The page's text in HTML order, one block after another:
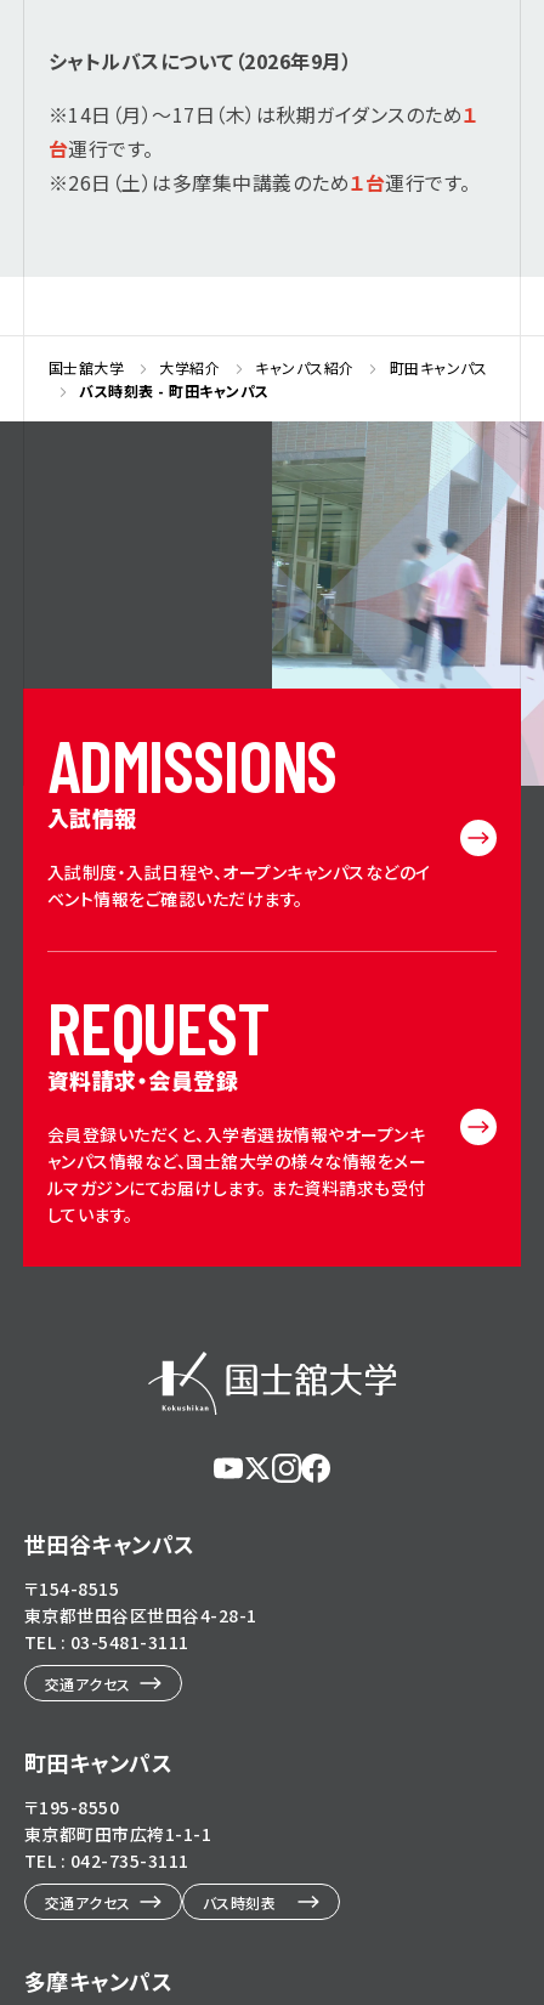
シャトルバスについて（2026年9月）
※14日（月）～17日（木）は秋期ガイダンスのため１
台運行です。
※26日（土）は多摩集中講義のため１台運行です。
国士舘大学 大学紹介 キャンパス紹介
町田キャンパス
バス時刻表 - 町田キャンパス
ADMISSIONS
入試情報
入試制度・入試日程や、オープンキャンパスなどのイ
ベント情報をご確認いただけます。
REQUEST
資料請求・会員登録
会員登録いただくと、入学者選抜情報やオープンキ
ャンパス情報など、国士舘大学の様々な情報をメー
ルマガジンにてお届けします。 また資料請求も受付
しています。
世田谷キャンパス
〒154-8515
東京都世田谷区世田谷4-28-1
TEL : 03-5481-3111
交通アクセス
町田キャンパス
〒195-8550
東京都町田市広袴1-1-1
TEL : 042-735-3111
交通アクセス バス時刻表
多摩キャンパス